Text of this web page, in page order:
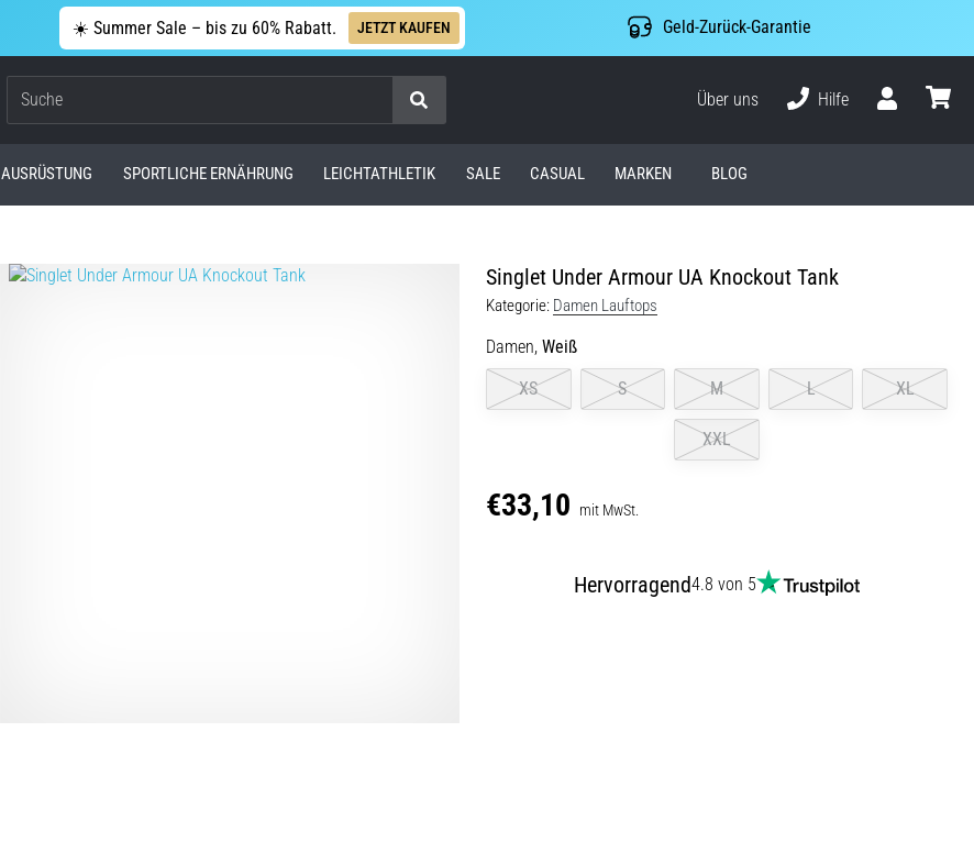
☀️ Summer Sale – bis zu 60% Rabatt. JETZT KAUFEN Geld-Zurück-Garantie
Suche
Über uns
Hilfe
AUSRÜSTUNG SPORTLICHE ERNÄHRUNG LEICHTATHLETIK SALE CASUAL MARKEN BLOG
Singlet Under Armour UA Knockout Tank
Kategorie: Damen Lauftops
Damen, Weiß
XS
S M L XL
XXL
€33,10 mit MwSt.
Hervorragend4.8 von 5